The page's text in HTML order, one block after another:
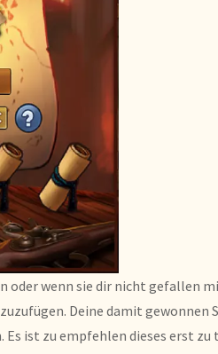
wenn sie dir nicht gefallen
Deine damit gewonnen
ist zu empfehlen dieses erst